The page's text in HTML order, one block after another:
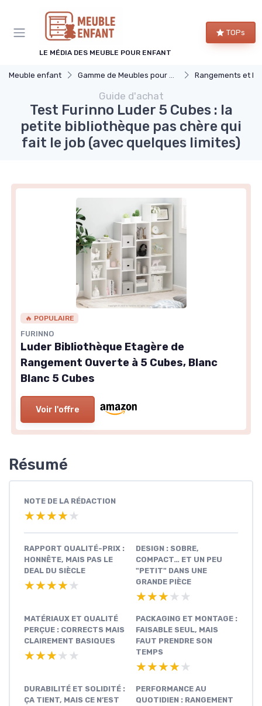
LE MÉDIA DES MEUBLE POUR ENFANT
TOPs
Meuble enfant Gamme de Meubles pour Enfants Rangements et
Guide d'achat
Test Furinno Luder 5 Cubes : la
petite bibliothèque pas chère qui
fait le job (avec quelques limites)
🔥 POPULAIRE
FURINNO
Luder Bibliothèque Etagère de
Rangement Ouverte à 5 Cubes, Blanc
Blanc 5 Cubes
Voir l'offre
Résumé
NOTE DE LA RÉDACTION
★★★★★
★★★★★
RAPPORT QUALITÉ-PRIX :
HONNÊTE, MAIS PAS LE
DEAL DU SIÈCLE
★★★★★
★★★★★
DESIGN : SOBRE,
COMPACT… ET UN PEU
"PETIT" DANS UNE
GRANDE PIÈCE
★★★★★
★★★★★
MATÉRIAUX ET QUALITÉ
PERÇUE : CORRECTS MAIS
CLAIREMENT BASIQUES
★★★★★
★★★★★
PACKAGING ET MONTAGE :
FAISABLE SEUL, MAIS
FAUT PRENDRE SON
TEMPS
★★★★★
★★★★★
DURABILITÉ ET SOLIDITÉ :
ÇA TIENT, MAIS CE N’EST
PERFORMANCE AU
QUOTIDIEN : RANGEMENT